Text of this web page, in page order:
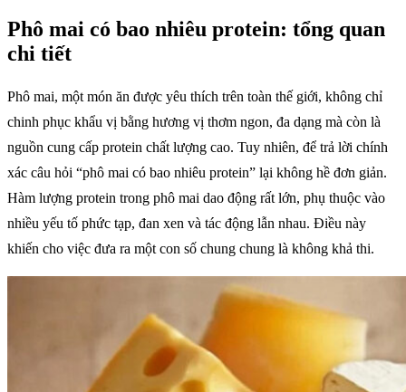
Phô mai có bao nhiêu protein: tổng quan
chi tiết
Phô mai, một món ăn được yêu thích trên toàn thế giới, không chỉ
chinh phục khẩu vị bằng hương vị thơm ngon, đa dạng mà còn là
nguồn cung cấp protein chất lượng cao. Tuy nhiên, để trả lời chính
xác câu hỏi “phô mai có bao nhiêu protein” lại không hề đơn giản.
Hàm lượng protein trong phô mai dao động rất lớn, phụ thuộc vào
nhiều yếu tố phức tạp, đan xen và tác động lẫn nhau. Điều này
khiến cho việc đưa ra một con số chung chung là không khả thi.